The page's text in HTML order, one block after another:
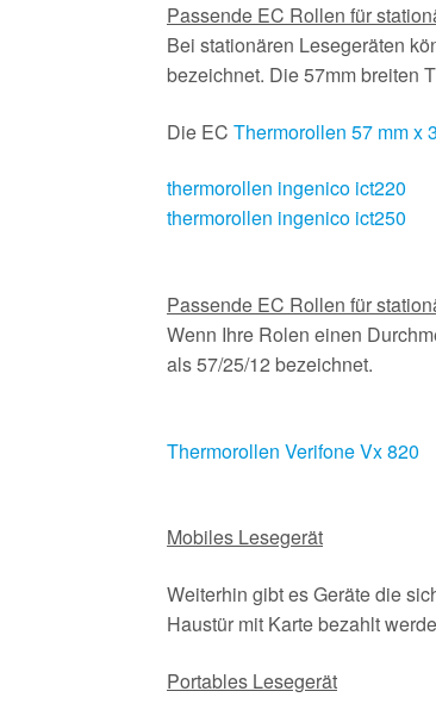
Passende EC Rollen für
Bei stationären Lesegeräten
bezeichnet. Die 57mm breiten
Die ECThermorollen 57 mm x
thermorollen ingenico ict220
thermorollen ingenico ict250
Passende EC Rollen für
Wenn Ihre Rolen einen
als 57/25/12 bezeichnet.
Thermorollen Verifone Vx 820
Mobiles Lesegerät
Weiterhin gibt es Geräte die
Haustür mit Karte bezahlt
Portables Lesegerät